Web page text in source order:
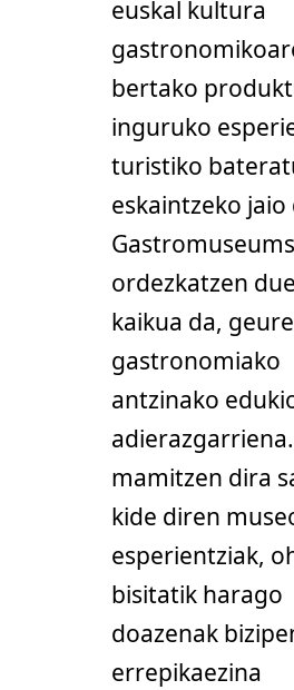
euskal kultura
bertako
inguruko
turistiko
eskaintzeko jaio
Gastromuseums
ordezkatzen
kaikua da, geure
gastronomiako
antzinako
mamitzen dira
kide diren
esperientziak,
bisitatik harago
doazenak
errepikaezina